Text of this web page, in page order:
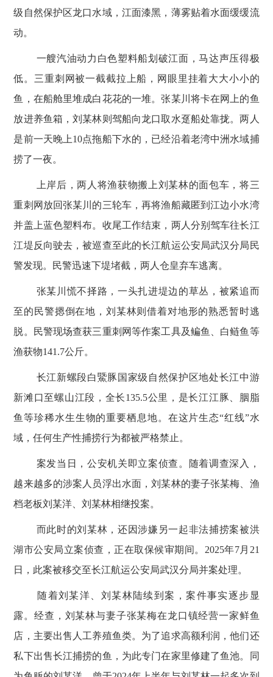
级自然保护区龙口水域，江面漆黑，薄雾贴着水面缓缓流
动。
一艘汽油动力白色塑料船划破江面，马达声压得极
低。三重刺网被一截截拉上船，网眼里挂着大大小小的
鱼，在船舱里堆成白花花的一堆。张某川将卡在网上的鱼
放进养鱼箱，刘某林则驾船向龙口取水趸船处靠拢。两人
是前一天晚上10点拖船下水的，已经沿着老湾中洲水域捕
捞了一夜。
上岸后，两人将渔获物搬上刘某林的面包车，将三
重刺网放回张某川的三轮车，再将渔船藏匿到江边小水湾
并盖上蓝色塑料布。收尾工作结束，两人分别驾车往长江
江堤反向驶去，被巡查至此的长江航运公安局武汉分局民
警发现。民警迅速下堤堵截，两人仓皇弃车逃离。
张某川慌不择路，一头扎进堤边的草丛，被紧追而
至的民警摁倒在地，刘某林则借着对地形的熟悉暂时逃
脱。民警现场查获三重刺网等作案工具及鳊鱼、白鲢鱼等
渔获物141.7公斤。
长江新螺段白鱀豚国家级自然保护区地处长江中游
新滩口至螺山江段，全长135.5公里，是长江江豚、胭脂
鱼等珍稀水生生物的重要栖息地。在这片生态“红线”水
域，任何生产性捕捞行为都被严格禁止。
案发当日，公安机关即立案侦查。随着调查深入，
越来越多的涉案人员浮出水面，刘某林的妻子张某梅、渔
档老板刘某洋、刘某林相继投案。
而此时的刘某林，还因涉嫌另一起非法捕捞案被洪
湖市公安局立案侦查，正在取保候审期间。 2025年7月 21
日，此案被移交至长江航运公安局武汉分局并案处理。
随着刘某洋、刘某林陆续到案，案件事实逐步显
露。经查，刘某林与妻子张某梅在龙口镇经营一家鲜鱼
店，主要出售人工养殖鱼类。为了追求高额利润，他们还
私下出售长江捕捞的鱼，为此专门在家里修建了鱼池。同